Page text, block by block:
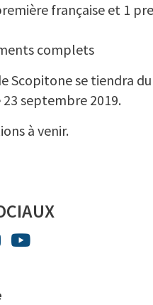
française et 1
complets
Scopitone se tiendra
septembre 2019.
à venir.